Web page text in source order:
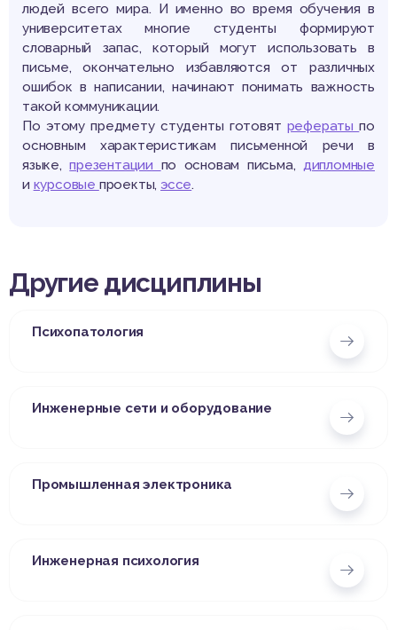
людей всего мира. И именно во время обучения в
университетах многие студенты формируют
словарный запас, который могут использовать в
письме, окончательно избавляются от различных
ошибок в написании, начинают понимать важность
такой коммуникации.
По этому предмету студенты готовят рефератыпо
основным характеристикам письменной речи в
языке,презентации по основам письма, дипломные
и курсовые проекты, эссе.
Другие дисциплины
Психопатология
Инженерные сети и оборудование
Промышленная электроника
Инженерная психология